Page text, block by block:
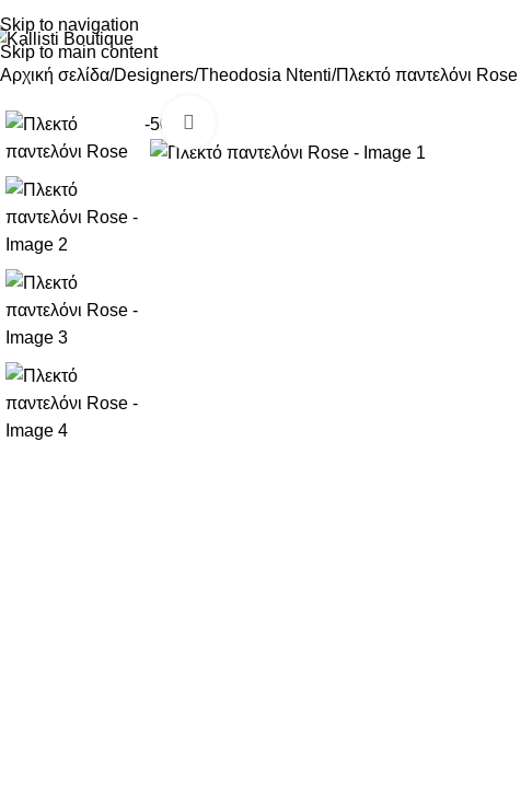
Skip to navigation
Skip to main content
Αρχική σελίδα Designers Theodosia Ntenti Πλεκτό παντελόνι Rose
-50%